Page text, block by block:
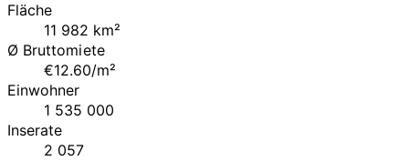
Fläche
11 982 km²
Ø Bruttomiete
€12.60/m²
Einwohner
1 535 000
Inserate
2 057